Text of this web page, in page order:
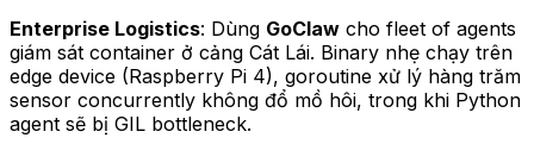
Enterprise Logistics: Dùng GoClaw cho fleet of agents
giám sát container ở cảng Cát Lái. Binary nhẹ chạy trên
edge device (Raspberry Pi 4), goroutine xử lý hàng trăm
sensor concurrently không đổ mồ hôi, trong khi Python
agent sẽ bị GIL bottleneck.